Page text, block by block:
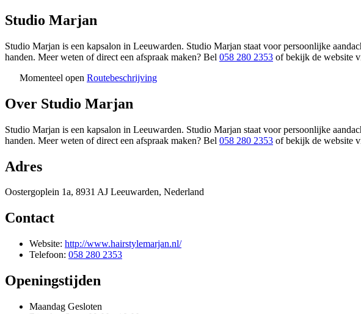
Studio Marjan
Studio Marjan is een kapsalon in Leeuwarden. Studio Marjan staat voor persoonlijke
handen. Meer weten of direct een afspraak maken? Bel 058 280 2353 of bekijk de website
Momenteel open Routebeschrijving
+
Over Studio Marjan
Studio Marjan is een kapsalon in Leeuwarden. Studio Marjan staat voor persoonlijke
handen. Meer weten of direct een afspraak maken? Bel 058 280 2353 of bekijk de website
Adres
Oostergoplein 1a, 8931 AJ Leeuwarden, Nederland
Contact
Website: http://www.hairstylemarjan.nl/
Telefoon: 058 280 2353
Openingstijden
Maandag Gesloten